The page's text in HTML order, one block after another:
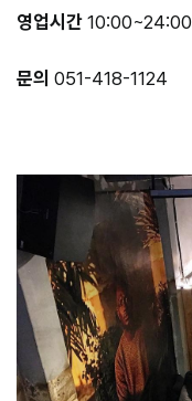
영업시간 10:00~24:00
문의 051-418-1124